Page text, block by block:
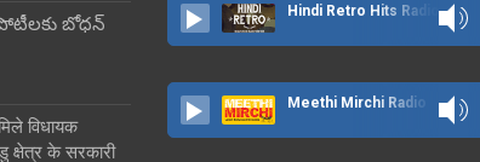
బోధన్
विधायक
क्षेत्र के सरकारी
Hindi Retro Hits Radio
Meethi Mirchi Radio